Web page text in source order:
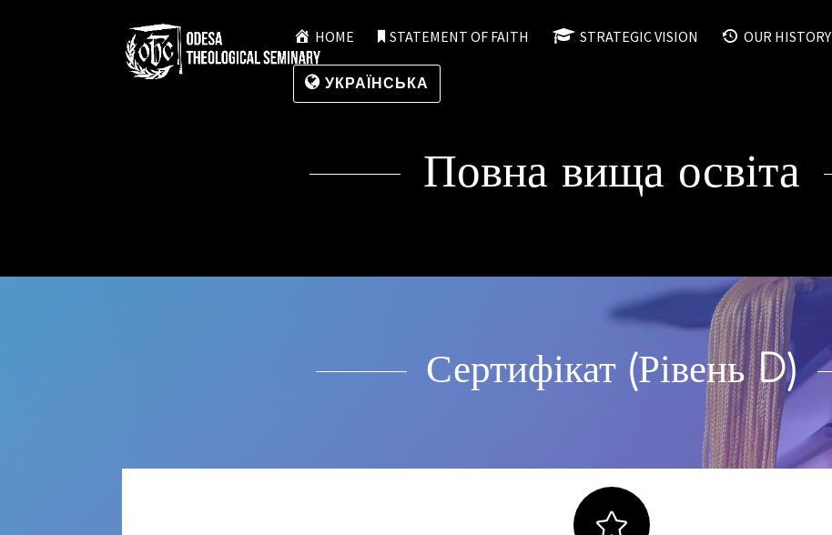
HOME STATEMENT OF FAITH STRATEGIC VISION OUR HISTORY
УКРАЇНСЬКА
Повна вища освіта
Сертифікат (Рівень D)
